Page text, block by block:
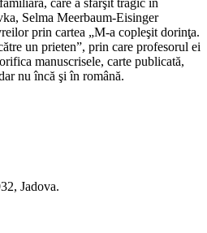
Selma Meerbaum-Eisinger
prin cartea „M-a copleşit dorinţa.
un prieten”, prin care profesorul ei
manuscrisele, carte publicată,
nu încă şi în română.
Jadova.